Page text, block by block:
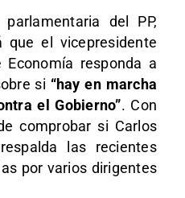
del PP,
que el vicepresidente
responda a
si “hay en marcha
el Gobierno”. Con
comprobar si Carlos
las recientes
por varios dirigentes